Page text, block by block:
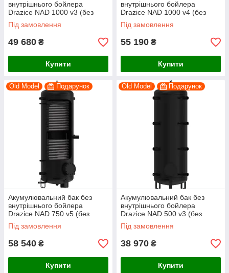
внутрішнього бойлера
Drazice NAD 1000 v3 (без
ізоляції)
Під замовлення
49 680 ₴
Купити
внутрішнього бойлера
Drazice NAD 1000 v4 (без
ізоляції)
Під замовлення
55 190 ₴
Купити
Old Model Подарунок
Акумулювальний бак без
внутрішнього бойлера
Drazice NAD 750 v5 (без
ізоляції)
Під замовлення
58 540 ₴
Купити
Old Model Подарунок
Акумулювальний бак без
внутрішнього бойлера
Drazice NAD 500 v3 (без
ізоляції)
Під замовлення
38 970 ₴
Купити